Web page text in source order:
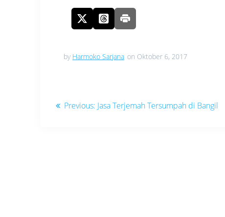
by Harmoko Sarjana on Oktober 6, 2017
Previous: Previous
Jasa Terjemah Tersumpah di Bangil